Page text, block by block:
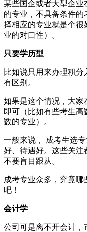
某些国企或者大型企业
的专业，不具备条件
择相应的专业就是个很
业的对口性）。
只要学历型
比如说只用来办理积
有区别。
如果是这个情况，大家
即可（比如有些考生
数的专业）。
一般来说， 成考生选
好、待遇好。这些关注
不要盲目跟从。
成考专业众多，究竟
吧！
会计学
公司可是离不开会计，